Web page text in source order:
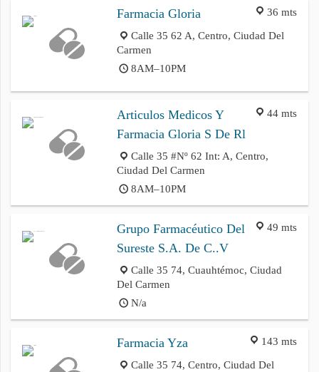
36 mts
Farmacia Gloria
Calle 35 62 A, Centro, Ciudad Del
Carmen
8AM–10PM
44 mts
Articulos Medicos Y
Farmacia Gloria S De Rl
Calle 35 #Nº 62 Int: A, Centro,
Ciudad Del Carmen
8AM–10PM
49 mts
Grupo Farmacéutico Del
Sureste S.A. De C..V
Calle 35 74, Cuauhtémoc, Ciudad
Del Carmen
N/a
143 mts
Farmacia Yza
Calle 35 74, Centro, Ciudad Del